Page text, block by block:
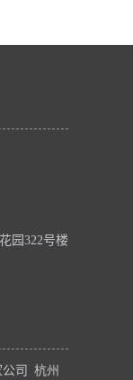
园322号楼
司 杭州